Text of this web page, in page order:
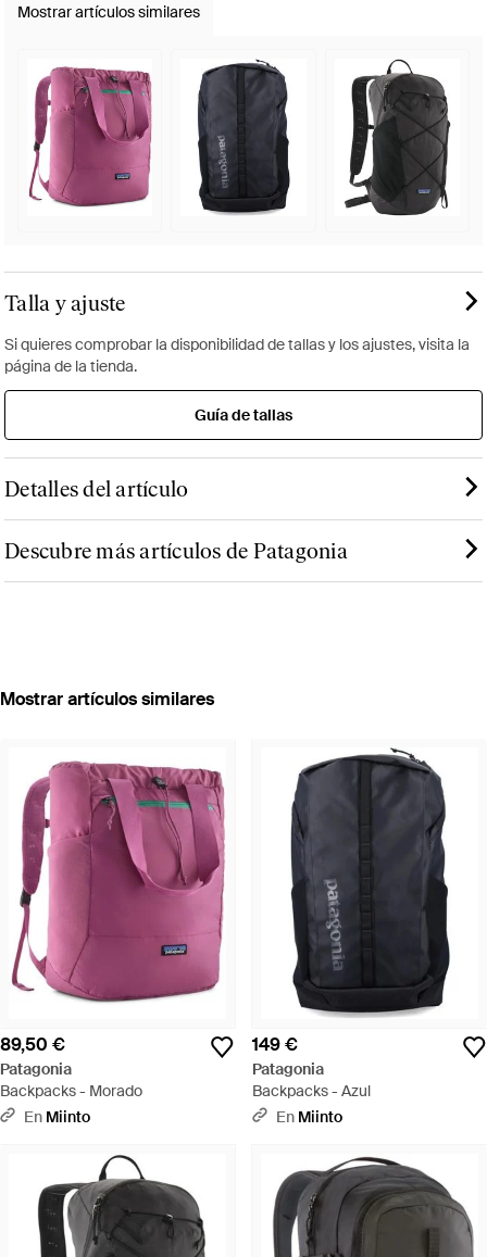
Mostrar artículos similares
Talla y ajuste
Si quieres comprobar la disponibilidad de tallas y los ajustes, visita la
página de la tienda.
Guía de tallas
Detalles del artículo
Descubre más artículos de Patagonia
Mostrar artículos similares
89,50 €
Patagonia
Backpacks - Morado
En Miinto
149 €
Patagonia
Backpacks - Azul
En Miinto